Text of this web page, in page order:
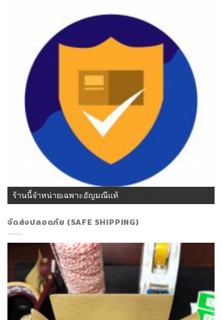
ร้านนี้จำหน่ายเฉพาะอัญมณีแท้
จัดส่งปลอดภัย (SAFE SHIPPING)